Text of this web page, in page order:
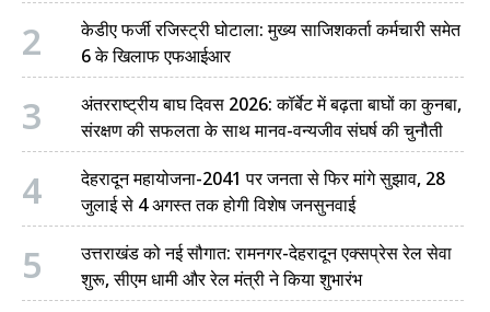
2
केडीए फर्जी रजिस्ट्री घोटाला: मुख्य साजिशकर्ता कर्मचारी समेत
6 के खिलाफ एफआईआर
3
अंतरराष्ट्रीय बाघ दिवस 2026: कॉर्बेट में बढ़ता बाघों का कुनबा,
संरक्षण की सफलता के साथ मानव-वन्यजीव संघर्ष की चुनौती
4
देहरादून महायोजना-2041 पर जनता से फिर मांगे सुझाव, 28
जुलाई से 4 अगस्त तक होगी विशेष जनसुनवाई
5
उत्तराखंड को नई सौगात: रामनगर-देहरादून एक्सप्रेस रेल सेवा
शुरू, सीएम धामी और रेल मंत्री ने किया शुभारंभ